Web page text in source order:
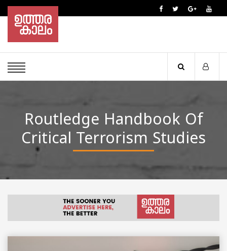
Routledge Handbook Of
Critical Terrorism Studies